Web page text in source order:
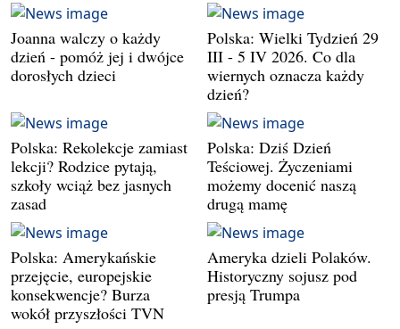
Joanna walczy o każdy
dzień - pomóż jej i dwójce
dorosłych dzieci
Polska: Wielki Tydzień 29
III - 5 IV 2026. Co dla
wiernych oznacza każdy
dzień?
Polska: Rekolekcje zamiast
lekcji? Rodzice pytają,
szkoły wciąż bez jasnych
zasad
Polska: Dziś Dzień
Teściowej. Życzeniami
możemy docenić naszą
drugą mamę
Polska: Amerykańskie
przejęcie, europejskie
konsekwencje? Burza
wokół przyszłości TVN
Ameryka dzieli Polaków.
Historyczny sojusz pod
presją Trumpa